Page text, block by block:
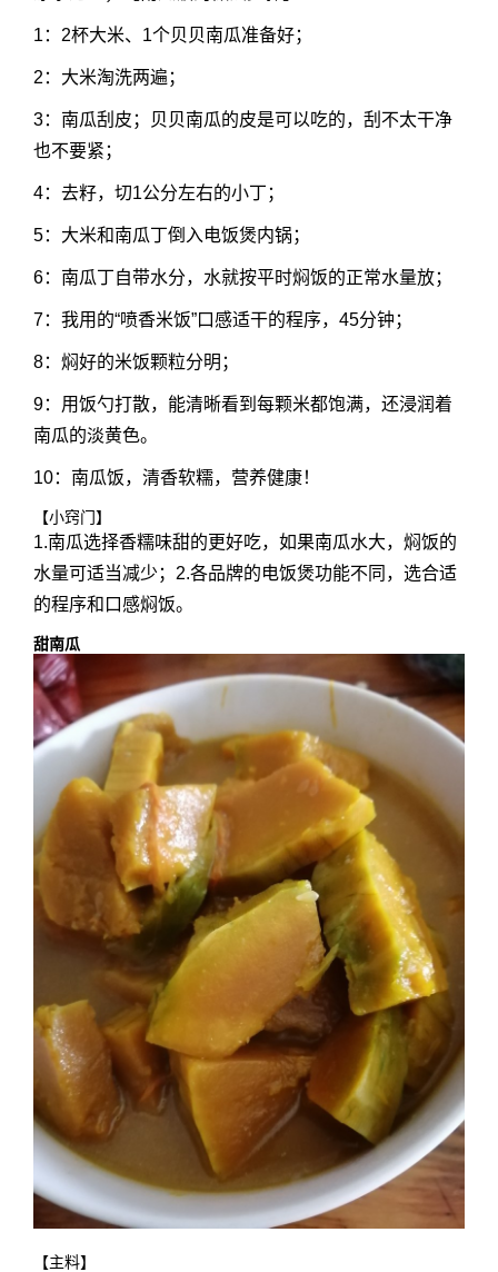
1：2杯大米、1个贝贝南瓜准备好；
2：大米淘洗两遍；
3：南瓜刮皮；贝贝南瓜的皮是可以吃的，刮不太干净
也不要紧；
4：去籽，切1公分左右的小丁；
5：大米和南瓜丁倒入电饭煲内锅；
6：南瓜丁自带水分，水就按平时焖饭的正常水量放；
7：我用的“喷香米饭”口感适干的程序，45分钟；
8：焖好的米饭颗粒分明；
9：用饭勺打散，能清晰看到每颗米都饱满，还浸润着
南瓜的淡黄色。
10：南瓜饭，清香软糯，营养健康！
【小窍门】
1.南瓜选择香糯味甜的更好吃，如果南瓜水大，焖饭的
水量可适当减少；2.各品牌的电饭煲功能不同，选合适
的程序和口感焖饭。
甜南瓜
【主料】